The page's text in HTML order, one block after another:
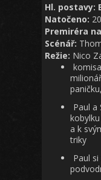
Hl. postavy:
Natočeno:
Premiréra
Scénář:
Režie: Nico
Paul a
a k
triky
Paul